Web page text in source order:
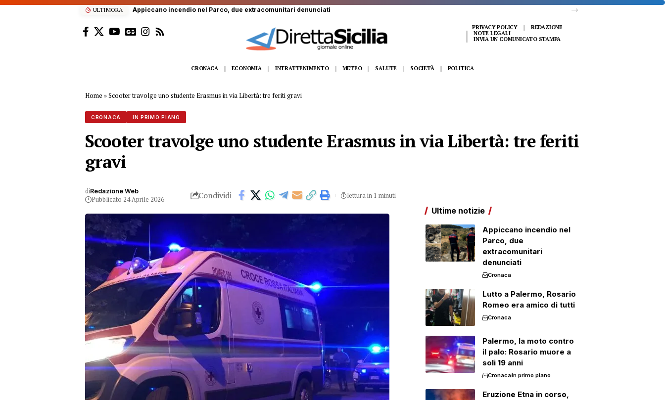
ULTIMORA Lutto a Palermo, Rosario Romeo era amico di tutti
PRIVACY POLICY
REDAZIONE
NOTE LEGALI
INVIA UN COMUNICATO STAMPA
CRONACA ECONOMIA INTRATTENIMENTO METEO SALUTE SOCIETÀ POLITICA
Home »Scooter travolge uno studente Erasmus in via Libertà: tre feriti gravi
CRONACA IN PRIMO PIANO
Scooter travolge uno studente Erasmus in via Libertà: tre feriti
gravi
diRedazione Web
Pubblicato 24 Aprile 2026 Condividi lettura in 1 minuti
Ultime notizie
Appiccano incendio nel
Parco, due
extracomunitari
denunciati
Cronaca
Lutto a Palermo, Rosario
Romeo era amico di tutti
Cronaca
Palermo, la moto contro
il palo: Rosario muore a
soli 19 anni
CronacaIn primo piano
Eruzione Etna in corso,